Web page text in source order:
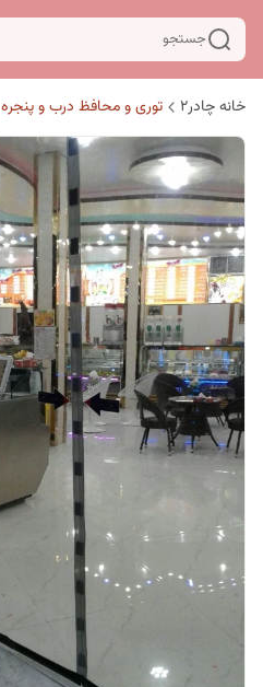
جستجو
خانه چادر۲ توری و محافظ درب و پنجره